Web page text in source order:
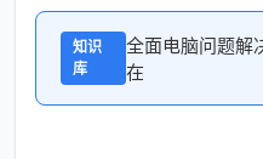
知识
库
全面电脑问题解
在